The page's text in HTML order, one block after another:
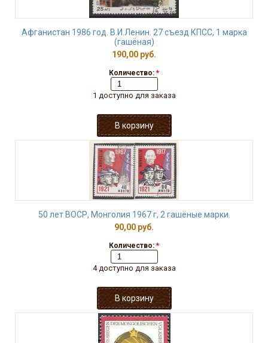
Афганистан 1986 год. В.И.Ленин. 27 съезд КПСС, 1 марка
(гашёная)
190,00 руб.
Количество: *
1 доступно для заказа
50 лет ВОСР, Монголия 1967 г, 2 гашёные марки.
90,00 руб.
Количество: *
4 доступно для заказа